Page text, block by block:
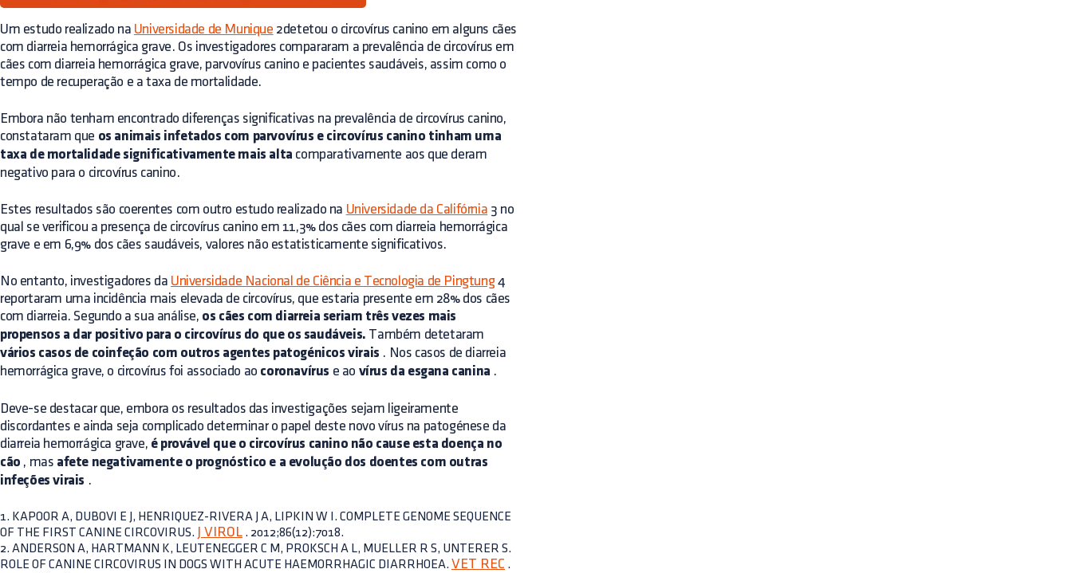
Um estudo realizado na Universidade de Munique 2detetou o circovírus canino em alguns cães
com diarreia hemorrágica grave. Os investigadores compararam a prevalência de circovírus em
cães com diarreia hemorrágica grave, parvovírus canino e pacientes saudáveis, assim como o
tempo de recuperação e a taxa de mortalidade.
Embora não tenham encontrado diferenças significativas na prevalência de circovírus canino,
constataram que os animais infetados com parvovírus e circovírus canino tinham uma
taxa de mortalidade significativamente mais alta comparativamente aos que deram
negativo para o circovírus canino.
Estes resultados são coerentes com outro estudo realizado na Universidade da Califórnia 3 no
qual se verificou a presença de circovírus canino em 11,3% dos cães com diarreia hemorrágica
grave e em 6,9% dos cães saudáveis, valores não estatisticamente significativos.
No entanto, investigadores da Universidade Nacional de Ciência e Tecnologia de Pingtung4
reportaram uma incidência mais elevada de circovírus, que estaria presente em 28% dos cães
com diarreia. Segundo a sua análise, os cães com diarreia seriam três vezes mais
propensos a dar positivo para o circovírus do que os saudáveis. Também detetaram
vários casos de coinfeção com outros agentes patogénicos virais . Nos casos de diarreia
hemorrágica grave, o circovírus foi associado ao coronavírus e ao vírus da esgana canina .
Deve-se destacar que, embora os resultados das investigações sejam ligeiramente
discordantes e ainda seja complicado determinar o papel deste novo vírus na patogénese da
diarreia hemorrágica grave, é provável que o circovírus canino não cause esta doença no
cão , mas afete negativamente o prognóstico e a evolução dos doentes com outras
infeções virais .
1. KAPOOR A, DUBOVI E J, HENRIQUEZ-RIVERA J A, LIPKIN W I. COMPLETE GENOME SEQUENCE
OF THE FIRST CANINE CIRCOVIRUS.
J VIROL . 2012;86(12):7018.
2. ANDERSON A, HARTMANN K, LEUTENEGGER C M, PROKSCH A L, MUELLER R S, UNTERER S.
ROLE OF CANINE CIRCOVIRUS IN DOGS WITH ACUTE HAEMORRHAGIC DIARRHOEA. VET REC .